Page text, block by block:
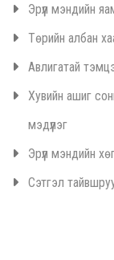
Эрүүл мэндийн
Төрийн албан
Авлигатай
Хувийн ашиг
мэдүүлэг
Эрүүл мэндийн
Сэтгэл